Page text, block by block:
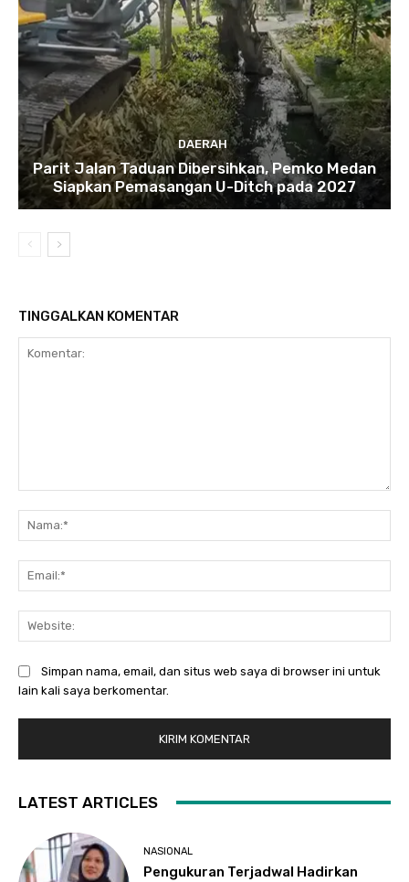
DAERAH
Parit Jalan Taduan Dibersihkan, Pemko Medan
Siapkan Pemasangan U-Ditch pada 2027
TINGGALKAN KOMENTAR
Simpan nama, email, dan situs web saya di browser ini untuk
lain kali saya berkomentar.
LATEST ARTICLES
NASIONAL
Pengukuran Terjadwal Hadirkan